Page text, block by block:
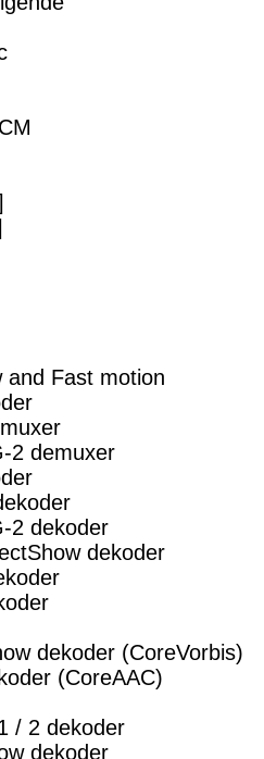
and Fast motion
2 demuxer
2 dekoder
dekoder
dekoder (CoreVorbis)
(CoreAAC)
/ 2 dekoder
dekoder